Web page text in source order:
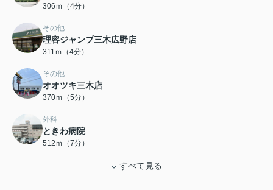
306ｍ（4分）
その他
理容ジャンプ三木広野店
311ｍ（4分）
その他
オオツキ三木店
370ｍ（5分）
外科
ときわ病院
512ｍ（7分）
すべて見る